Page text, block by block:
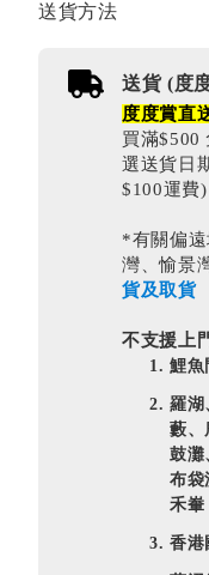
送貨方法
送貨 (度
度度賞直
買滿$500
選送貨日
$100運費)
*有關偏
灣、愉景
貨及取貨
不支援上
鯉魚
羅湖
藪、
鼓灘
布袋
禾輋
香港